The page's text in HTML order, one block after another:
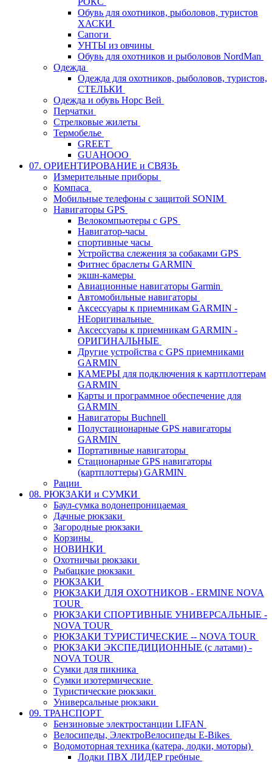
Обувь для охотников, рыболовов, туристов
ХАСКИ
Сапоги
УНТЫ из овчины
Обувь для охотников и рыболовов NordMan
Одежда
Одежда для охотников, рыболовов, туристов,
СТЕЛЬКИ
Одежда и обувь Норс Вей
Перчатки
Стрелковые жилеты
Термобелье
GREET
GUAHOOO
07. ОРИЕНТИРОВАНИЕ и СВЯЗЬ
Измерительные приборы
Компаса
Мобильные телефоны с защитой SONIM
Навигаторы GPS
Велокомпьютеры с GPS
Навигатор-часы
спортивные часы
Устройства слежения за собаками GPS
Фитнес браслеты GARMIN
экшн-камеры
Авиационные навигаторы Garmin
Автомобильные навигаторы
Аксессуары к приемникам GARMIN -
НЕоригинальные
Аксессуары к приемникам GARMIN -
ОРИГИНАЛЬНЫЕ
Другие устройства с GPS приемниками
GARMIN
КАМЕРЫ для подключения к картплоттерам
GARMIN
Карты и программное обеспечение для
GARMIN
Навигаторы Buchnell
Полустационарные GPS навигаторы
GARMIN
Портативные навигаторы
Стационарные GPS навигаторы
(картплоттеры) GARMIN
Рации
08. РЮКЗАКИ и СУМКИ
Баул-сумка водонепроницаемая
Дачные рюкзаки
Загородные рюкзаки
Корзины
НОВИНКИ
Охотничьи рюкзаки
Рыбацкие рюкзаки
РЮКЗАКИ
РЮКЗАКИ ДЛЯ ОХОТНИКОВ - ERMINE NOVA
TOUR
РЮКЗАКИ СПОРТИВНЫЕ УНИВЕРСАЛЬНЫЕ -
NOVA TOUR
РЮКЗАКИ ТУРИСТИЧЕСКИЕ -- NOVA TOUR
РЮКЗАКИ ЭКСПЕДИЦИОННЫЕ (с латами) -
NOVA TOUR
Сумки для пикника
Сумки изотермические
Туристические рюкзаки
Универсальные рюкзаки
09. ТРАНСПОРТ
Бензиновые электростанции LIFAN
Велосипеды, ЭлектроВелосипеды E-Bikes
Водомоторная техника (катера, лодки, моторы)
Лодки ПВХ ЛИДЕР гребные